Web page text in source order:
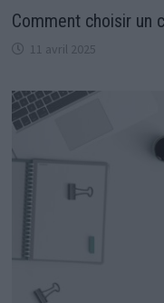
Comment choisir un
11 avril 2025